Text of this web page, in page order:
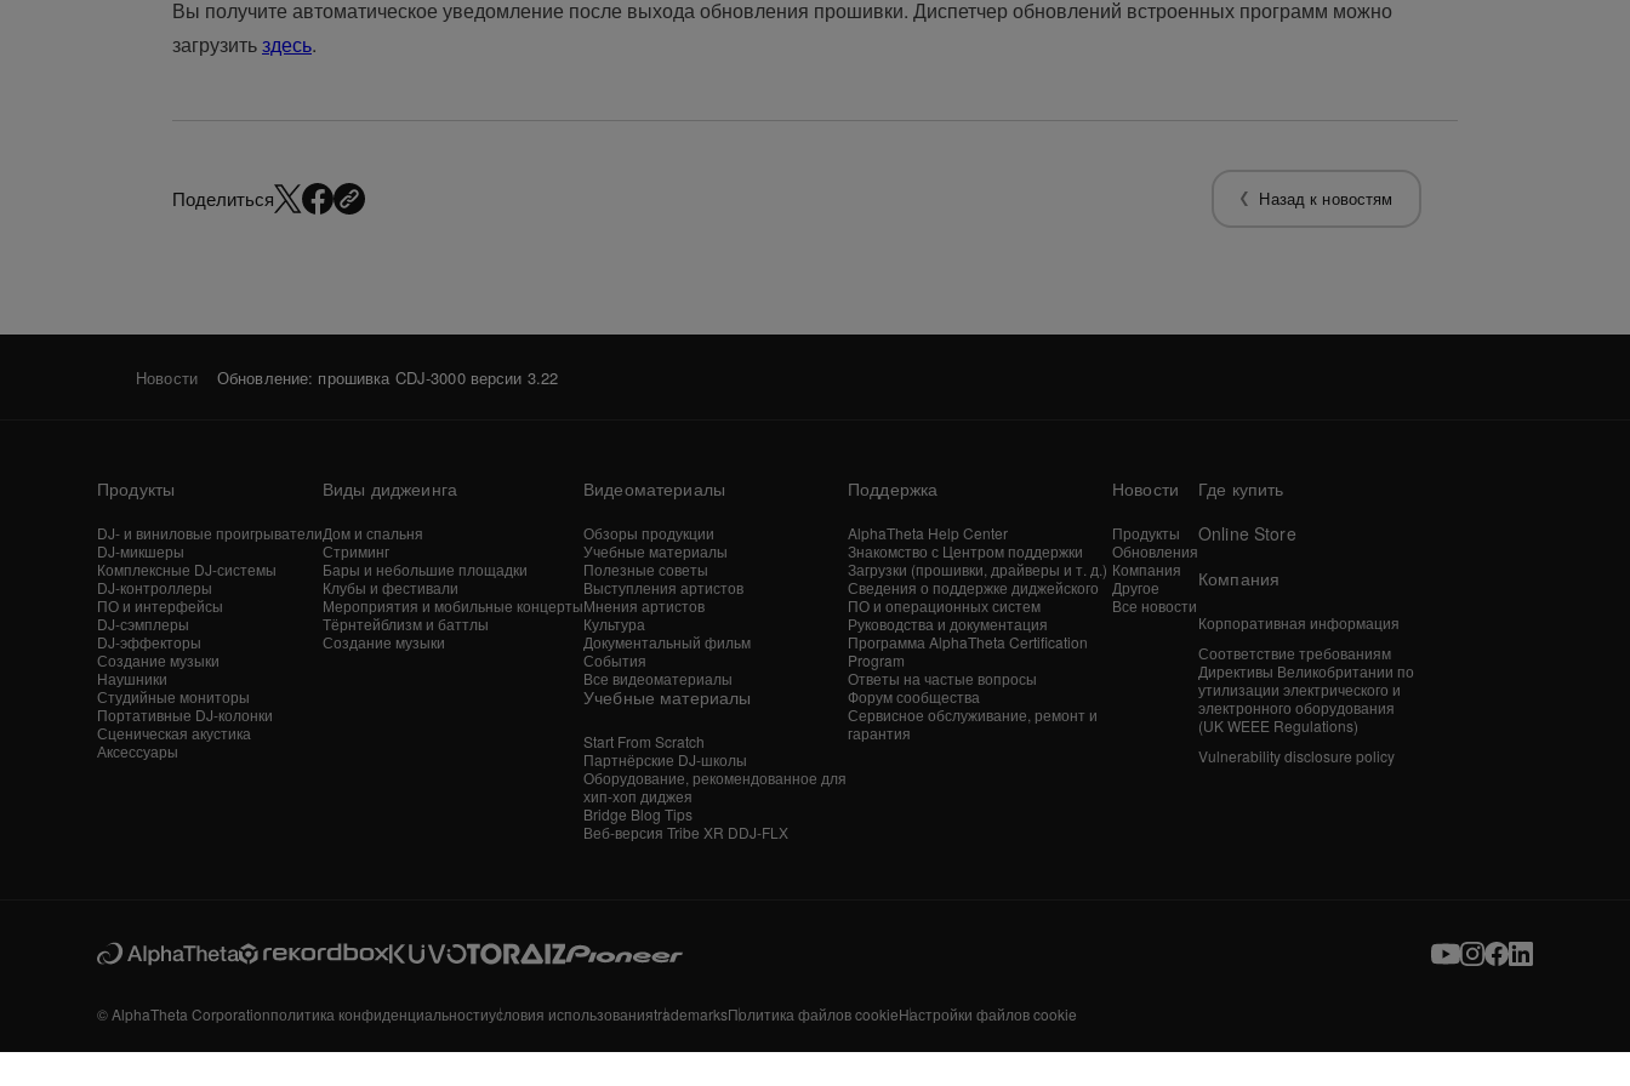
Вы получите автоматическое уведомление после выхода обновления прошивки. Диспетчер обновлений встроенных программ можно
загрузитьздесь.
Поделиться Назад к новостям
Новости Обновление: прошивка CDJ-3000 версии 3.22
Продукты
DJ- и виниловые проигрыватели
DJ-микшеры
Комплексные DJ-системы
DJ-контроллеры
ПО и интерфейсы
DJ-сэмплеры
DJ-эффекторы
Создание музыки
Наушники
Студийные мониторы
Портативные DJ-колонки
Сценическая акустика
Аксессуары
Виды диджеинга
Дом и спальня
Стриминг
Бары и небольшие площадки
Клубы и фестивали
Мероприятия и мобильные концерты
Тёрнтейблизм и баттлы
Создание музыки
Видеоматериалы
Обзоры продукции
Учебные материалы
Полезные советы
Выступления артистов
Мнения артистов
Культура
Документальный фильм
События
Все видеоматериалы
Учебные материалы
Start From Scratch
Партнёрские DJ-школы
Оборудование, рекомендованное для
хип-хоп диджея
Bridge Blog Tips
Веб-версия Tribe XR DDJ-FLX
Поддержка
AlphaTheta Help Center
Знакомство с Центром поддержки
Загрузки (прошивки, драйверы и т. д.)
Сведения о поддержке диджейского
ПО и операционных систем
Руководства и документация
Программа AlphaTheta Certification
Program
Ответы на частые вопросы
Форум сообщества
Сервисное обслуживание, ремонт и
гарантия
Новости
Продукты
Обновления
Компания
Другое
Все новости
Где купить
Online Store
Компания
Корпоративная информация
Соответствие требованиям
Директивы Великобритании по
утилизации электрического и
электронного оборудования
(UK WEEE Regulations)
Vulnerability disclosure policy
© AlphaTheta Corporationполитика конфиденциальностиусловия использованияtrademarksПолитика файлов cookieНастройки файлов cookie